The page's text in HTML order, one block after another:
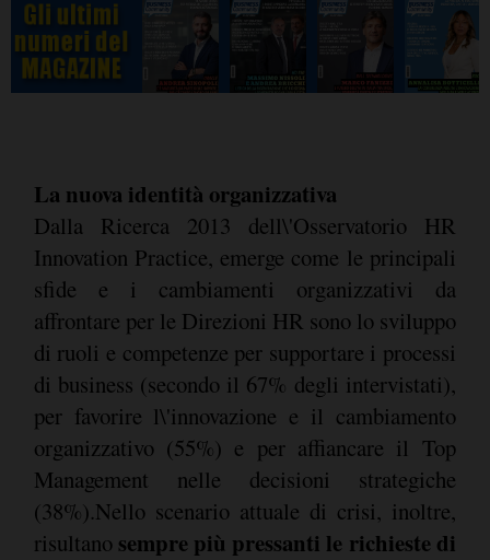
La nuova identità organizzativa
Dalla Ricerca 2013 dell\'Osservatorio HR
Innovation Practice, emerge come le principali
sfide e i cambiamenti organizzativi da
affrontare per le Direzioni HR sono lo sviluppo
di ruoli e competenze per supportare i processi
di business (secondo il 67% degli intervistati),
per favorire l\'innovazione e il cambiamento
organizzativo (55%) e per affiancare il Top
Management nelle decisioni strategiche
(38%).Nello scenario attuale di crisi, inoltre,
risultano sempre più pressanti le richieste di